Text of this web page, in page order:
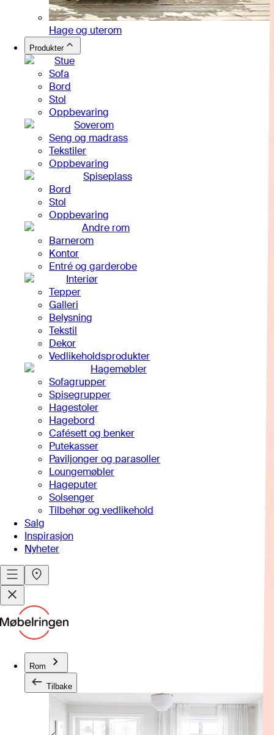
Hage og uterom
Produkter
Stue
Sofa
Bord
Stol
Oppbevaring
Soverom
Seng og madrass
Tekstiler
Oppbevaring
Spiseplass
Bord
Stol
Oppbevaring
Andre rom
Barnerom
Kontor
Entré og garderobe
Interiør
Tepper
Galleri
Belysning
Tekstil
Dekor
Vedlikeholdsprodukter
Hagemøbler
Sofagrupper
Spisegrupper
Hagestoler
Hagebord
Cafésett og benker
Putekasser
Paviljonger og parasoller
Loungemøbler
Hageputer
Solsenger
Tilbehør og vedlikehold
Salg
Inspirasjon
Nyheter
Rom
Tilbake